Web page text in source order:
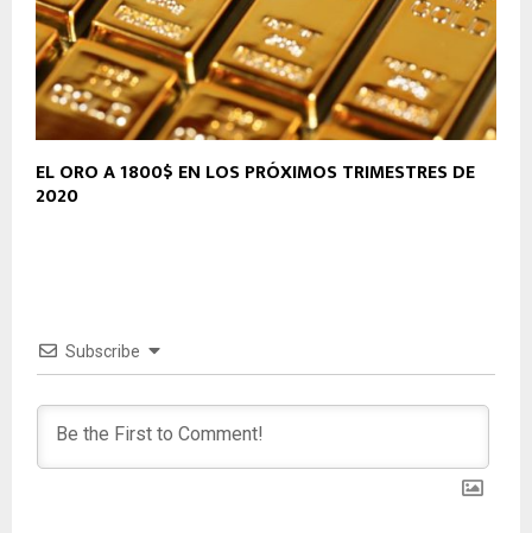
EL ORO A 1800$ EN LOS PRÓXIMOS TRIMESTRES DE
2020
Subscribe